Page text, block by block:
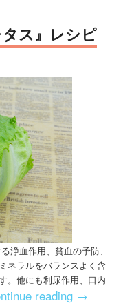
ス』レシピ
浄血作用、貧血の予防、
ネラルをバランスよく含
。他にも利尿作用、口内
reading →